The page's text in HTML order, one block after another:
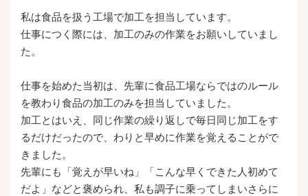
私は食品を扱う工場で加工を担当しています。
仕事につく際には、加工のみの作業をお願いしていまし
た。
仕事を始めた当初は、先輩に食品工場ならではのルール
を教わり食品の加工のみを担当していました。
加工とはいえ、同じ作業の繰り返しで毎日同じ加工をす
るだけだったので、わりと早めに作業を覚えることがで
きました。
先輩にも「覚えが早いね」「こんな早くできた人初めて
だよ」などと褒められ、私も調子に乗ってしまいさらに